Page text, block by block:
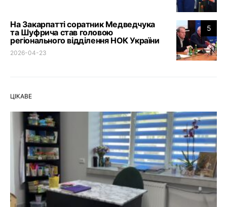
5
На Закарпатті соратник Медведчука
та Шуфрича став головою
регіонального відділення НОК України
2026-04-23
ЦІКАВЕ